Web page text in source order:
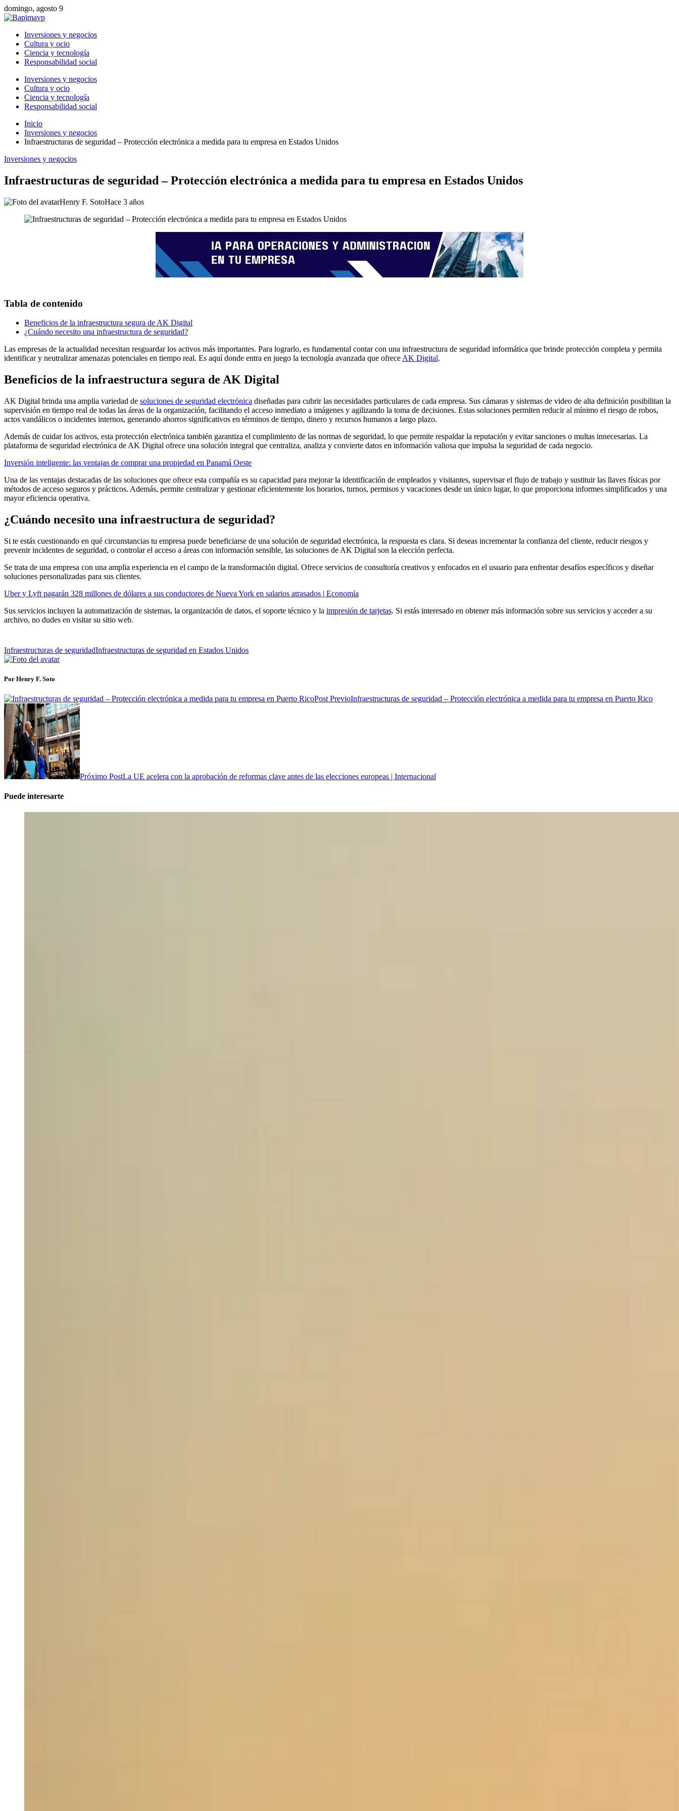
domingo, agosto 9
Inversiones y negocios
Cultura y ocio
Ciencia y tecnología
Responsabilidad social
Inversiones y negocios
Cultura y ocio
Ciencia y tecnología
Responsabilidad social
Inicio
Inversiones y negocios
Infraestructuras de seguridad – Protección electrónica a medida para tu empresa en Estados Unidos
Inversiones y negocios
Infraestructuras de seguridad – Protección electrónica a medida para tu empresa en Estados Unidos
Henry F. SotoHace 3 años
Tabla de contenido
Beneficios de la infraestructura segura de AK Digital
¿Cuándo necesito una infraestructura de seguridad?
Las empresas de la actualidad necesitan resguardar los activos más importantes. Para lograrlo, es fundamental contar con una infraestructura de seguridad informática que brinde protección completa y permita
identificar y neutralizar amenazas potenciales en tiempo real. Es aquí donde entra en juego la tecnología avanzada que ofrece AK Digital.
Beneficios de la infraestructura segura de AK Digital
AK Digital brinda una amplia variedad de soluciones de seguridad electrónica diseñadas para cubrir las necesidades particulares de cada empresa. Sus cámaras y sistemas de video de alta definición posibilitan la
supervisión en tiempo real de todas las áreas de la organización, facilitando el acceso inmediato a imágenes y agilizando la toma de decisiones. Estas soluciones permiten reducir al mínimo el riesgo de robos,
actos vandálicos o incidentes internos, generando ahorros significativos en términos de tiempo, dinero y recursos humanos a largo plazo.
Además de cuidar los activos, esta protección electrónica también garantiza el cumplimiento de las normas de seguridad, lo que permite respaldar la reputación y evitar sanciones o multas innecesarias. La
plataforma de seguridad electrónica de AK Digital ofrece una solución integral que centraliza, analiza y convierte datos en información valiosa que impulsa la seguridad de cada negocio.
Inversión inteligente: las ventajas de comprar una propiedad en Panamá Oeste
Una de las ventajas destacadas de las soluciones que ofrece esta compañía es su capacidad para mejorar la identificación de empleados y visitantes, supervisar el flujo de trabajo y sustituir las llaves físicas por
métodos de acceso seguros y prácticos. Además, permite centralizar y gestionar eficientemente los horarios, turnos, permisos y vacaciones desde un único lugar, lo que proporciona informes simplificados y una
mayor eficiencia operativa.
¿Cuándo necesito una infraestructura de seguridad?
Si te estás cuestionando en qué circunstancias tu empresa puede beneficiarse de una solución de seguridad electrónica, la respuesta es clara. Si deseas incrementar la confianza del cliente, reducir riesgos y
prevenir incidentes de seguridad, o controlar el acceso a áreas con información sensible, las soluciones de AK Digital son la elección perfecta.
Se trata de una empresa con una amplia experiencia en el campo de la transformación digital. Ofrece servicios de consultoría creativos y enfocados en el usuario para enfrentar desafíos específicos y diseñar
soluciones personalizadas para sus clientes.
Uber y Lyft pagarán 328 millones de dólares a sus conductores de Nueva York en salarios atrasados | Economía
Sus servicios incluyen la automatización de sistemas, la organización de datos, el soporte técnico y la impresión de tarjetas. Si estás interesado en obtener más información sobre sus servicios y acceder a su
archivo, no dudes en visitar su sitio web.
Infraestructuras de seguridadInfraestructuras de seguridad en Estados Unidos
Por Henry F. Soto
Post PrevioInfraestructuras de seguridad – Protección electrónica a medida para tu empresa en Puerto Rico
Próximo PostLa UE acelera con la aprobación de reformas clave antes de las elecciones europeas | Internacional
Puede interesarte